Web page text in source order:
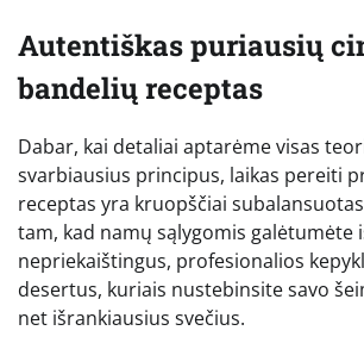
Autentiškas puriausių
bandelių receptas
Dabar, kai detaliai aptarėme visas
svarbiausius principus, laikas pereiti
receptas yra kruopščiai
tam, kad namų sąlygomis galėtumėte
nepriekaištingus, profesionalios
desertus, kuriais nustebinsite savo
net išrankiausius svečius.